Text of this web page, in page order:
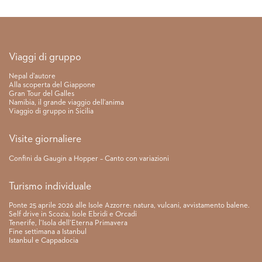
Link rapidi
Viaggi di gruppo
Nepal d’autore
Alla scoperta del Giappone
Gran Tour del Galles
Namibia, il grande viaggio dell’anima
Viaggio di gruppo in Sicilia
Visite giornaliere
Confini da Gaugin a Hopper – Canto con variazioni
Turismo individuale
Ponte 25 aprile 2026 alle Isole Azzorre: natura, vulcani, avvistamento balene.
Self drive in Scozia, Isole Ebridi e Orcadi
Tenerife, l’Isola dell’Eterna Primavera
Fine settimana a Istanbul
Istanbul e Cappadocia